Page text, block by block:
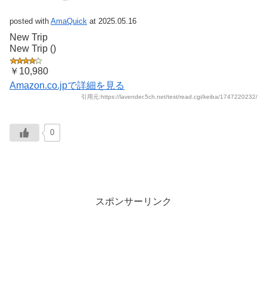
posted with AmaQuick at 2025.05.16
New Trip
New Trip ()
￥10,980
Amazon.co.jpで詳細を見る
引用元:https://lavender.5ch.net/test/read.cgi/keiba/1747220232/
0
スポンサーリンク